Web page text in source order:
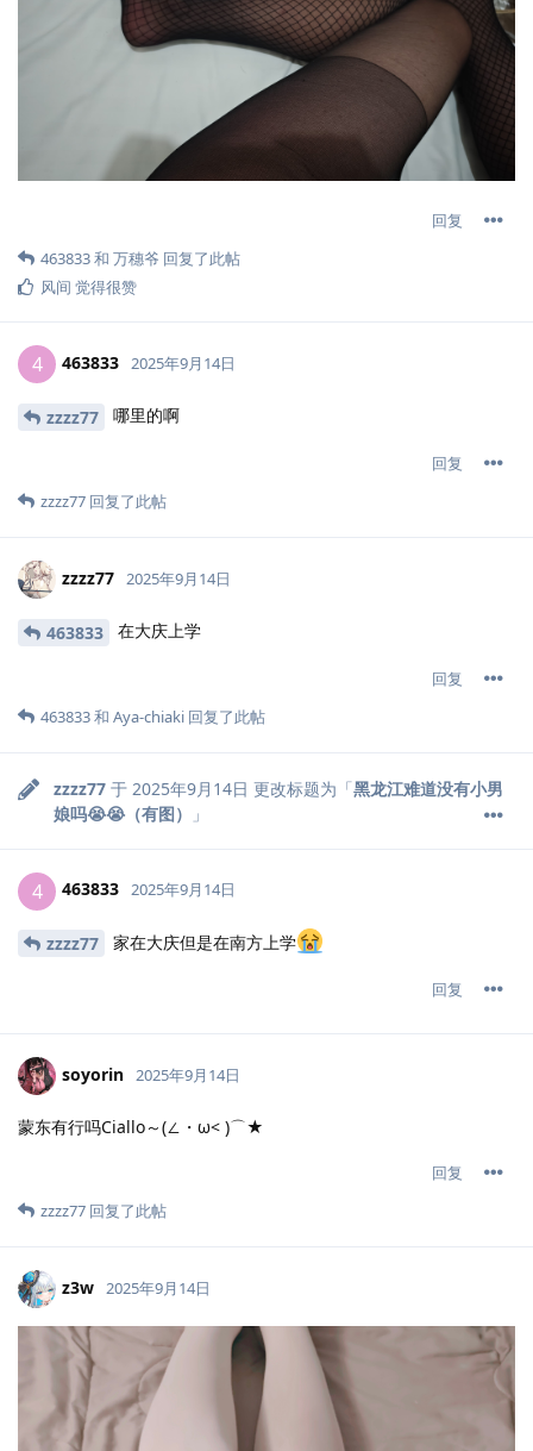
回复
463833和 万穗爷 回复了此帖
风间 觉得很赞
4 463833 2025年9月14日
zzzz77 哪里的啊
回复
zzzz77 回复了此帖
zzzz77 2025年9月14日
463833 在大庆上学
回复
463833和 Aya-chiaki 回复了此帖
zzzz77 于 2025年9月14日 更改标题为「黑龙江难道没有小男
娘吗😭😭（有图）
」
4 463833 2025年9月14日
zzzz77 家在大庆但是在南方上学
回复
soyorin 2025年9月14日
蒙东有行吗Ciallo～(∠・ω< )⌒★
回复
zzzz77 回复了此帖
z3w 2025年9月14日